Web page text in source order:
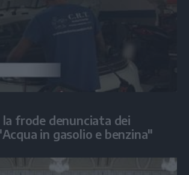
frode denunciata dei
in gasolio e benzina"